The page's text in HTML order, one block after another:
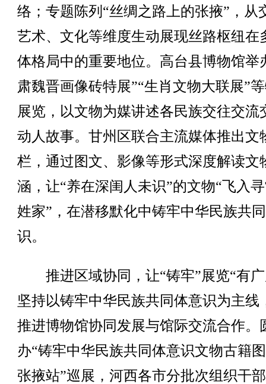
络；专题陈列“丝绸之路上的张掖”，从
艺术、文化等维度生动展现丝路枢纽在
体格局中的重要地位。高台县博物馆举
肃魏晋画像砖特展”“生肖文物大联展”
展览，以文物为媒讲述各民族交往交流
动人故事。甘州区联合主流媒体推出文
栏，通过图文、影像等形式深度解读文
涵，让“养在深闺人未识”的文物“飞入
姓家”，在潜移默化中铸牢中华民族共
识。
推进区域协同，让“铸牢”展览“有广
坚持以铸牢中华民族共同体意识为主线
推进博物馆协同发展与馆际交流合作。
办“铸牢中华民族共同体意识文物古籍
张掖站”巡展，河西各市分批次组织干